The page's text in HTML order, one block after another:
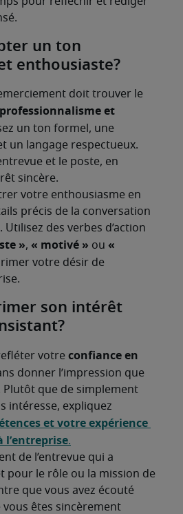
un ton
enthousiaste?
doit trouver le
professionnalisme et
un ton formel, une
un langage respectueux.
et le poste, en
sincère.
votre enthousiasme en
précis de la conversation
des verbes d’action
», « motivé » ou «
votre désir de
son intérêt
votre confiance en
donner l’impression que
Plutôt que de simplement
et votre expérience
l’entreprise.
de l’entrevue qui a
pour le rôle ou la mission de
que vous avez écouté
êtes sincèrement